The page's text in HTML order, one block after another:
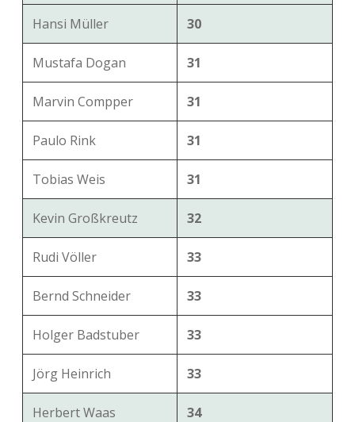
Hansi Müller 30
Mustafa Dogan 31
Marvin Compper 31
Paulo Rink 31
Tobias Weis 31
Kevin Großkreutz 32
Rudi Völler 33
Bernd Schneider 33
Holger Badstuber 33
Jörg Heinrich 33
Herbert Waas 34